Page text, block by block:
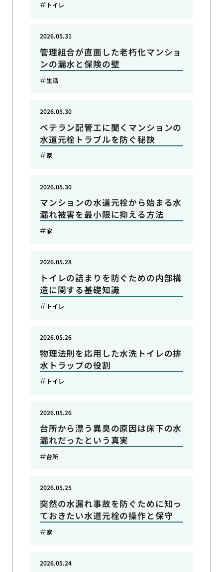
トイレ
管理組合が直面した老朽化マンショ
ンの漏水と保険の壁
2026.05.31
生活
ベテラン配管工に聞くマンションの
水道元栓トラブルを防ぐ秘訣
2026.05.30
家
マンションの水道元栓から始まる水
漏れ被害を最小限に抑える方法
2026.05.30
家
トイレの詰まりを防ぐための内部構
造に関する基礎知識
2026.05.28
トイレ
物理法則を応用した水洗トイレの排
水トラップの役割
2026.05.26
トイレ
台所から漂う異臭の原因は床下の水
漏れだったという真実
2026.05.26
台所
突然の水漏れ事故を防ぐために知っ
ておきたい水道元栓の操作と保守
2026.05.25
家
2026.05.24